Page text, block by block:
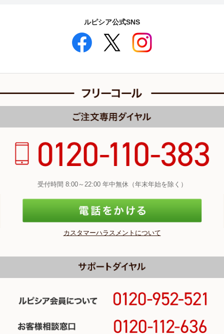
ルピシア公式SNS
受付時間 8:00～22:00 年中無休（年末年始を除く）
カスタマーハラスメントについて